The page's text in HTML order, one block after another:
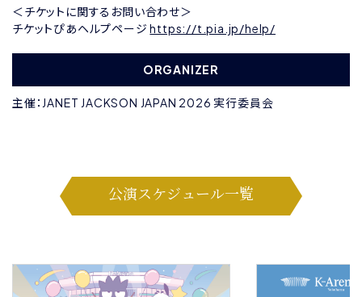
＜チケットに関するお問い合わせ＞
チケットぴあヘルプページhttps://t.pia.jp/help/
ORGANIZER
主催：JANET JACKSON JAPAN 2026 実行委員会
公演スケジュール一覧